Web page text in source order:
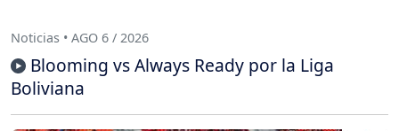
Noticias • AGO 6 / 2026
Blooming vs Always Ready por la Liga
Boliviana